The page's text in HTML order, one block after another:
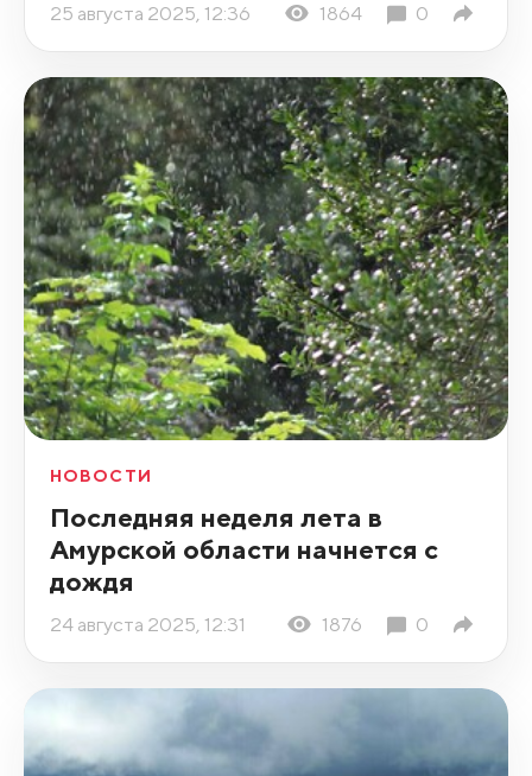
25 августа 2025, 12:36 1864 0
НОВОСТИ
Последняя неделя лета в
Амурской области начнется с
дождя
24 августа 2025, 12:31 1876 0